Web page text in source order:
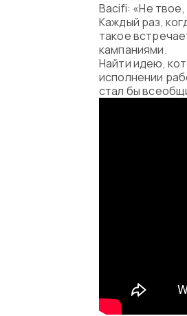
Bacifi: «Не твое,
Каждый раз,
такое
кампаниями.
Найти идею,
исполнении
стал бы